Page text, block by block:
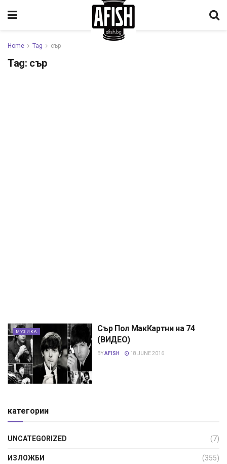
Home Tag сър
Tag: сър
МУЗИКА
Сър Пол МакКартни на 74
(ВИДЕО)
BYAFISH 18 JUNE 2016
категории
UNCATEGORIZED (7)
ИЗЛОЖБИ (355)